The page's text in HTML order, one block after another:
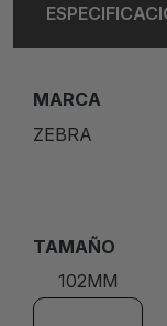
MARCA
ZEBRA
TAMAÑO
102MM